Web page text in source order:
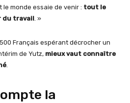
monde essaie de venir : tout le
du travail . »
Français espérant décrocher un
de Yutz, mieux vaut connaître
la